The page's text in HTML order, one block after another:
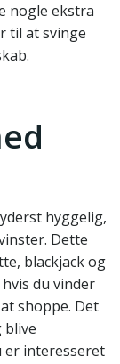
nogle ekstra
til at svinge
hyggelig,
Dette
blackjack og
du vinder
shoppe. Det
blive
er interesseret